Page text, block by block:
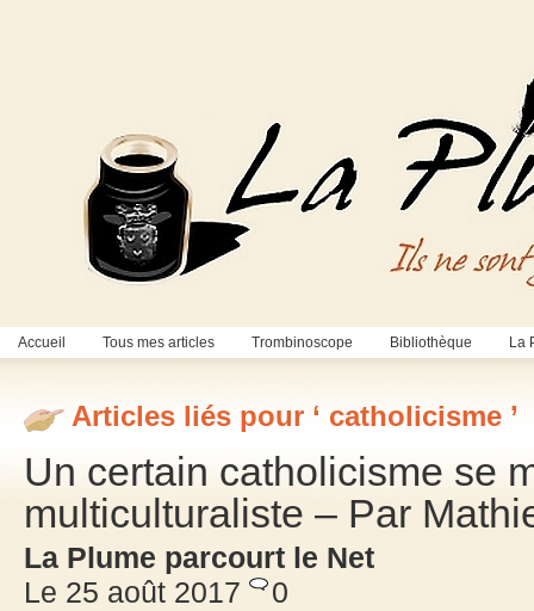
Accueil Tous mes articles Trombinoscope Bibliothèque La
Articles liés pour ‘ catholicisme ’
Un certain catholicisme se
multiculturaliste – Par
La Plume parcourt le Net
Le 25 août 2017
0